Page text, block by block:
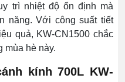
trì nhiệt độ ổn định mà
năng. Với công suất tiết
quả, KW-CN1500 chắc
mùa hè này.
kính 700L KW-